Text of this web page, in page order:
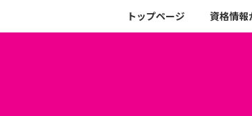
トップページ 資格情報